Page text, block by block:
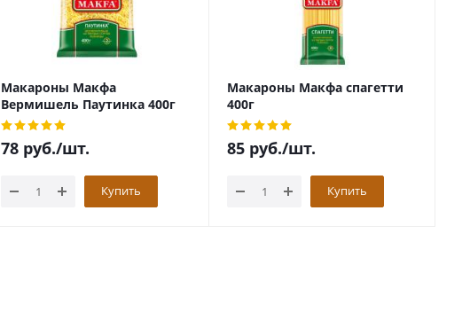
Макароны Макфа
Вермишель Паутинка 400г
78 руб./шт.
Купить
Макароны Макфа спагетти
400г
85 руб./шт.
Купить